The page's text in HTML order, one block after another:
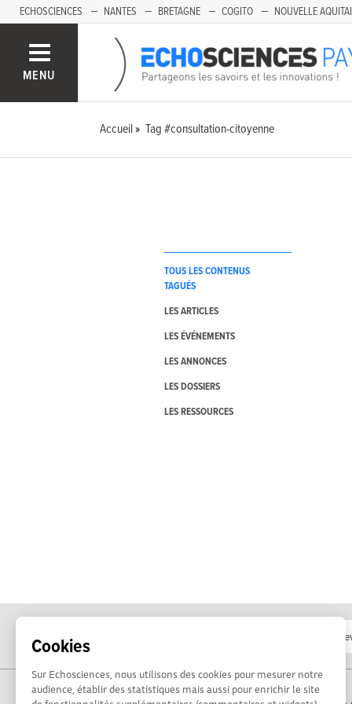
Cookies
Sur Echosciences, nous utilisons des cookies pour mesurer notre
audience, établir des statistiques mais aussi pour enrichir le site
ECHOSCIENCES NANTES BRETAGNE COGITO NOUVELLE
MENU
Accueil Tag #consultation-citoyenne
TOUS LES CONTENUS
TAGUÉS
LES ARTICLES
LES ÉVÉNEMENTS
LES ANNONCES
LES DOSSIERS
LES RESSOURCES